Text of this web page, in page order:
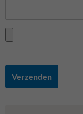
Verzenden